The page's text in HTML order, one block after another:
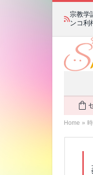
宗教学
ンコ利
Home »